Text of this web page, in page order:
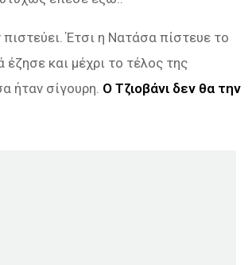
Έτσι η Νατάσα πίστευε το
έζησε και μέχρι το τέλος της
ήταν σίγουρη. Ο Τζιοβάνι δεν θα την